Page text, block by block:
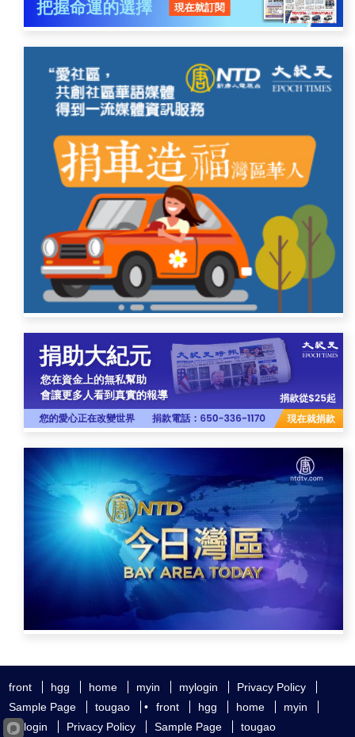
front hgg home myin mylogin
Privacy Policy
Sample Page
tougao • front hgg home
myin
mylogin
Privacy Policy Sample Page tougao